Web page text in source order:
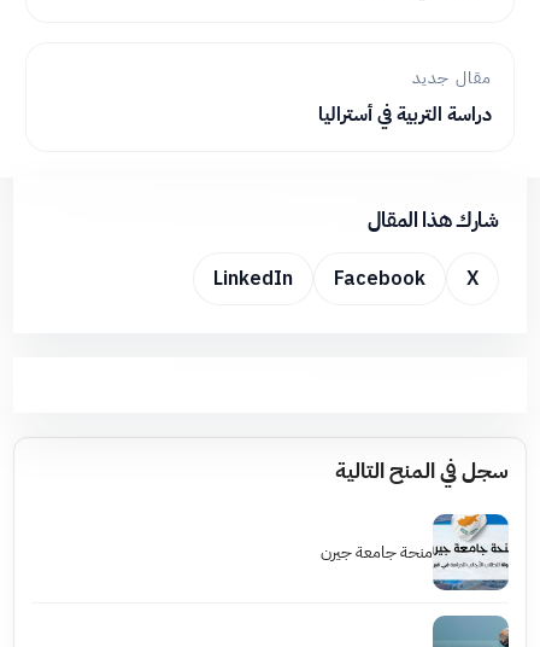
مقال جديد
دراسة التربية في أستراليا
شارك هذا المقال
X
Facebook
LinkedIn
سجل في المنح التالية
منحة جامعة جيرن